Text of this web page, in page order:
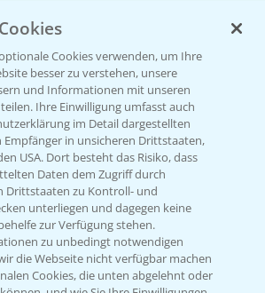
& Sorgfalt
und Termine
Cookies verwenden, um Ihre
besser zu verstehen, unsere
und Informationen mit unseren
Ihre Einwilligung umfasst auch
im Detail dargestellten
in unsicheren Drittstaaten,
USA. Dort besteht das Risiko, dass
Daten dem Zugriff durch
Drittstaaten zu Kontroll- und
unterliegen und dagegen keine
zur Verfügung stehen.
zu unbedingt notwendigen
die Webseite nicht verfügbar machen
Cookies, die unten abgelehnt oder